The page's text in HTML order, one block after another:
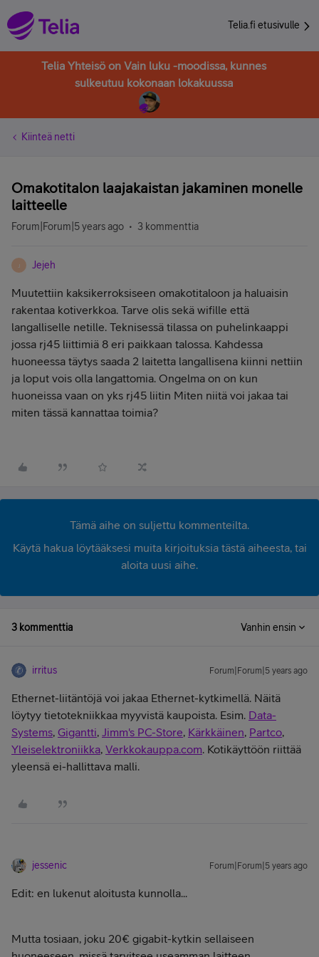
Telia.fi etusivulle
Telia Yhteisö on Vain luku -moodissa, kunnes
sulkeutuu kokonaan lokakuussa
Kiinteä netti
Omakotitalon laajakaistan jakaminen monelle
laitteelle
Forum|Forum|5 years ago 3 kommenttia
J Jejeh
Muutettiin kaksikerroksiseen omakotitaloon ja haluaisin
rakentaa kotiverkkoa. Tarve olis sekä wifille että
langalliselle netille. Teknisessä tilassa on puhelinkaappi
jossa rj45 liittimiä 8 eri paikkaan talossa. Kahdessa
huoneessa täytys saada 2 laitetta langallisena kiinni nettiin
ja loput vois olla langattomia. Ongelma on on kun
huoneissa vaan on yks rj45 liitin Miten niitä voi jakaa tai
miten tässä kannattaa toimia?
Tämä aihe on suljettu kommenteilta.
Käytä hakua löytääksesi muita kirjoituksia tästä aiheesta, tai
aloita uusi aihe.
3 kommenttia Vanhin ensin
irritus Forum|Forum|5 years ago
Ethernet-liitäntöjä voi jakaa Ethernet-kytkimellä. Näitä
löytyy tietotekniikkaa myyvistä kaupoista. Esim. Data-
Systems, Gigantti, Jimm's PC-Store, Kärkkäinen, Partco,
Yleiselektroniikka, Verkkokauppa.com. Kotikäyttöön riittää
yleensä ei-hallittava malli.
jessenic Forum|Forum|5 years ago
Edit: en lukenut aloitusta kunnolla...
Mutta tosiaan, joku 20€ gigabit-kytkin sellaiseen